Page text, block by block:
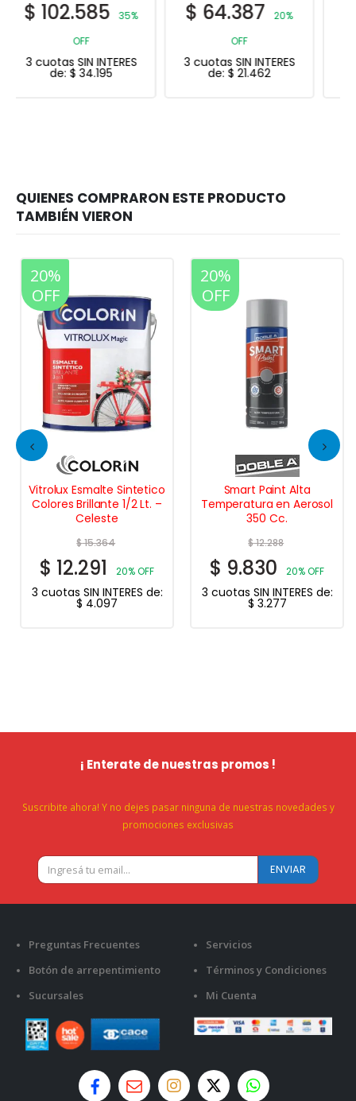
$64.387
20%
3 cuotas SIN INTERES
de:$21.462
$129.894
3 cuotas SIN INTERES
de:$43.298
20%
OFF
Vitrolux Esmalte Sintetico
Colores Brillante 1/2 Lt. –
Celeste
$15.364
$ 12.291 20% OFF
3 cuotas SIN INTERES de:
$ 4.097
20%
OFF
Smart Paint Alta
Temperatura en Aerosol
350 Cc.
$12.288
$ 9.830 20% OFF
3 cuotas SIN INTERES de:
$ 3.277
¡ Enterate de nuestras promos !
Suscribite ahora! Y no dejes pasar ninguna de nuestras novedades y
promociones exclusivas
Preguntas Frecuentes
Botón de arrepentimiento
Sucursales
Servicios
Términos y Condiciones
Mi Cuenta